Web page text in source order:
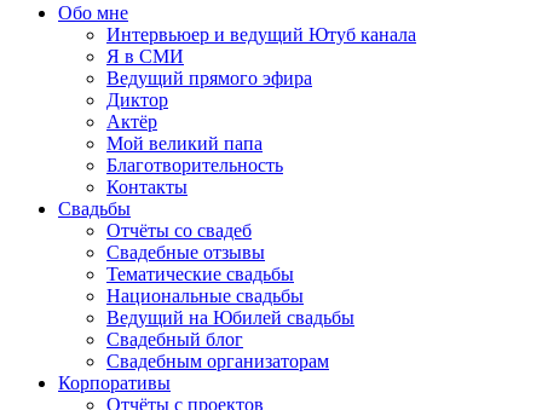
Обо мне
Интервьюер и ведущий Ютуб канала
Я в СМИ
Ведущий прямого эфира
Диктор
Актёр
Мой великий папа
Благотворительность
Контакты
Свадьбы
Отчёты со свадеб
Свадебные отзывы
Тематические свадьбы
Национальные свадьбы
Ведущий на Юбилей свадьбы
Свадебный блог
Свадебным организаторам
Корпоративы
Отчёты с проектов